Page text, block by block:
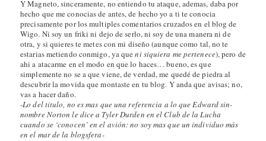
Y Magneto, sinceramente, no entiendo tu ataque, ademas, daba por
hecho que me conocias de antes, de hecho yo a ti te conocia
precisamente por los multiples comentarios cruzados en el blog de
Wigo. Ni soy un friki ni dejo de serlo, ni soy de una manera ni de
otra, y si quieres te metes con mi diseño (aunque como tal, no te
estarias metiendo conmigo, ya queni siquiera me pertenece), pero de
ahi a atacarme en el modo en que lo haces… bueno, es que
simplemente no se a que viene, de verdad, me quedé de piedra al
descubrir la movida que montaste en tu blog. Y anda que avisas; no,
vas a hacer daño.
-Lo del titulo, no es mas que una referencia a lo que Edward sin-
nombre Norton le dice a Tyler Durden en el Club de la Lucha
cuando se ‘conocen’ en el avión: no soy mas que un individuo más
en el mar de la blogsfera-